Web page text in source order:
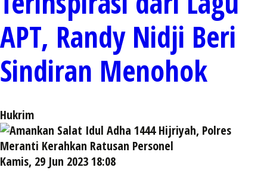
APT, Randy Nidji Beri
Sindiran Menohok
Hukrim
Kamis, 29 Jun 2023 18:08